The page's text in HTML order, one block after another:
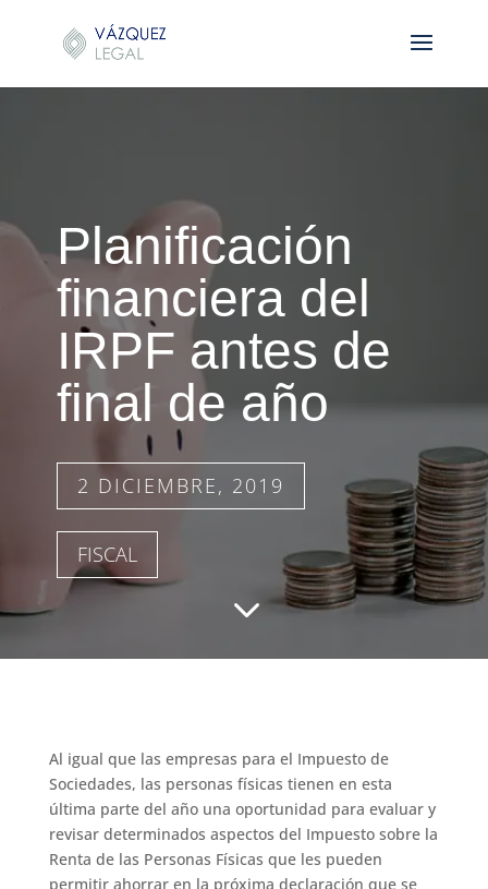
Planificación
financiera del
IRPF antes de
final de año
2 DICIEMBRE, 2019
FISCAL
3
Al igual que las empresas para el Impuesto de
Sociedades, las personas físicas tienen en esta
última parte del año una oportunidad para evaluar y
revisar determinados aspectos del Impuesto sobre la
Renta de las Personas Físicas que les pueden
permitir ahorrar en la próxima declaración que se